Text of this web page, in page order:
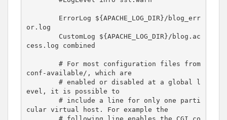
or.log
cess.log combined
conf-available/, which are
evel, it is possible to
cular virtual host. For example the